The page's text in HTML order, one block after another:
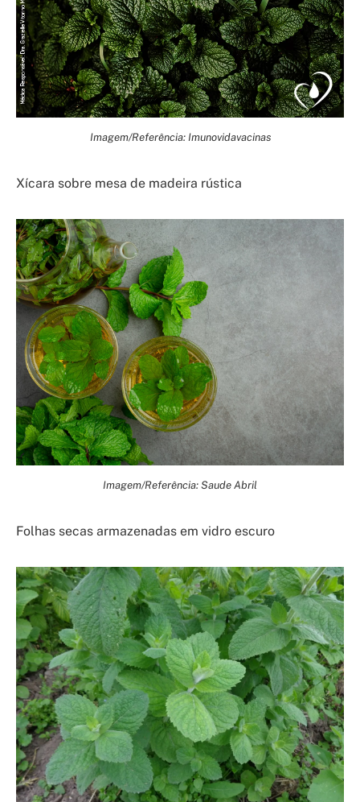
Imagem/Referência: Imunovidavacinas
Xícara sobre mesa de madeira rústica
Imagem/Referência: Saude Abril
Folhas secas armazenadas em vidro escuro